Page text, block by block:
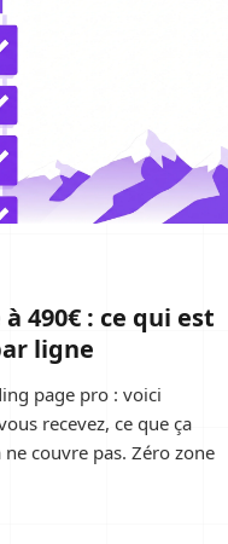
490€ : ce qui est
ligne
page pro : voici
recevez, ce que ça
couvre pas. Zéro zone